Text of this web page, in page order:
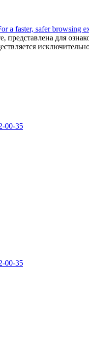
представлена для
00-35
00-35